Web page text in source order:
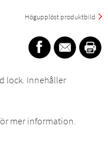
Högupplöst produktbild
lock. Innehåller
mer information.